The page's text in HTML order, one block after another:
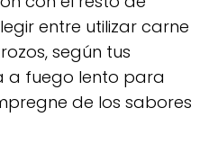
entre utilizar carne
según tus
a fuego lento para
de los sabores